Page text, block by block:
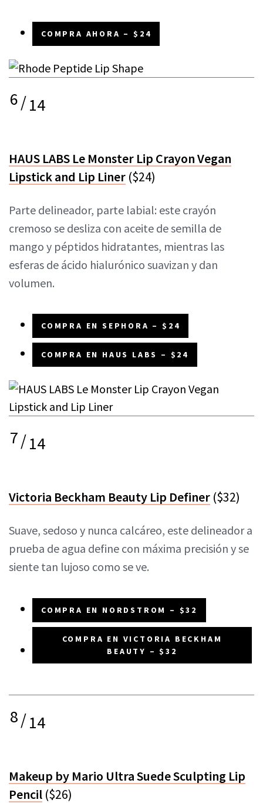
COMPRA AHORA – $24
6/14
HAUS LABS Le Monster Lip Crayon Vegan
Lipstick and Lip Liner ($24)
Parte delineador, parte labial: este crayón
cremoso se desliza con aceite de semilla de
mango y péptidos hidratantes, mientras las
esferas de ácido hialurónico suavizan y dan
volumen.
COMPRA EN SEPHORA – $24
COMPRA EN HAUS LABS – $24
7/14
Victoria Beckham Beauty Lip Definer ($32)
Suave, sedoso y nunca calcáreo, este delineador a
prueba de agua define con máxima precisión y se
siente tan lujoso como se ve.
COMPRA EN NORDSTROM – $32
COMPRA EN VICTORIA BECKHAM
BEAUTY – $32
8/14
Makeup by Mario Ultra Suede Sculpting Lip
Pencil ($26)